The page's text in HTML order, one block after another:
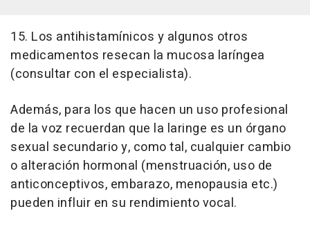
15. Los antihistamínicos y algunos otros
medicamentos resecan la mucosa laríngea
(consultar con el especialista).
Además, para los que hacen un uso profesional
de la voz recuerdan que la laringe es un órgano
sexual secundario y, como tal, cualquier cambio
o alteración hormonal (menstruación, uso de
anticonceptivos, embarazo, menopausia etc.)
pueden influir en su rendimiento vocal.